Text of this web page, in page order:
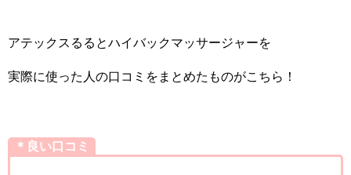
アテックスるるとハイバックマッサージャーを
実際に使った人の口コミをまとめたものがこちら！
＊良い口コミ